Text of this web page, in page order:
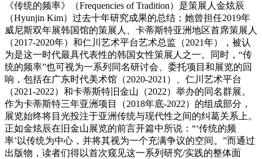
《传统的频率》（Frequencies of Tradition）是策展人金炫辰
（Hyunjin Kim）过去十年研究成果的总结；她曾担任2019年
威尼斯双年展韩国馆的策展人、卡蒂斯特亚洲地区首席策展人
（2017-2020年）和仁川艺术平台艺术总监（2021年），被认
为是这一时代最具代表性的韩国女性策展人之一。同时，“传
统的频率”也可视为一系列同名研讨会、委托项目和展览的回
响，包括在广东时代美术馆（2020-2021）、仁川艺术平台
（2021-2022）和卡蒂斯特旧金山（2022）举办的同名群展。
作为卡蒂斯特三年亚洲项目（2018年底-2022）的组成部分，
展览始终将目光投注于亚洲传统与现代性之间的纠葛关系上。
正如金炫辰在旧金山展览的前言开篇中所说：“‘传统的频
率’以传统为中心，并将其视为一个充满争议的空间。”而通过
出版物，读者们得以首次窥见这一系列研究/实践的整体面